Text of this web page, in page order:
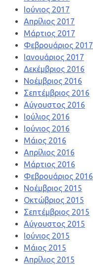
Ιούνιος 2017
Απρίλιος 2017
Μάρτιος 2017
Φεβρουάριος 2017
Ιανουάριος 2017
Δεκέμβριος 2016
Νοέμβριος 2016
Σεπτέμβριος 2016
Αύγουστος 2016
Ιούλιος 2016
Ιούνιος 2016
Μάιος 2016
Απρίλιος 2016
Μάρτιος 2016
Φεβρουάριος 2016
Νοέμβριος 2015
Οκτώβριος 2015
Σεπτέμβριος 2015
Αύγουστος 2015
Ιούνιος 2015
Μάιος 2015
Απρίλιος 2015